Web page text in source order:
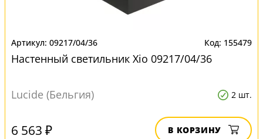
09217/04/36 155479
Настенный светильник Xio 09217/04/36
Lucide (Бельгия) 2 шт.
6 563 ₽ В КОРЗИНУ